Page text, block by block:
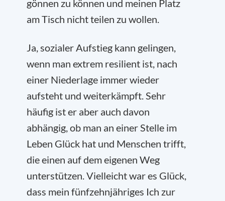
gönnen zu können und meinen Platz
am Tisch nicht teilen zu wollen.
Ja, sozialer Aufstieg kann gelingen,
wenn man extrem resilient ist, nach
einer Niederlage immer wieder
aufsteht und weiterkämpft. Sehr
häufig ist er aber auch davon
abhängig, ob man an einer Stelle im
Leben Glück hat und Menschen trifft,
die einen auf dem eigenen Weg
unterstützen. Vielleicht war es Glück,
dass mein fünfzehnjähriges Ich zur